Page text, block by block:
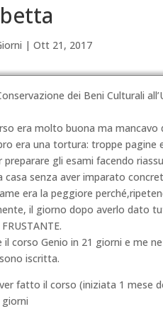
|Ott 21, 2017
dei Beni Culturali
era molto buona ma mancavo
era una tortura: troppe pagine
preparare gli esami facendo
senza aver imparato
era la peggiore
il giorno dopo averlo dato
corso Genio in 21 giorni e me
iscritta.
fatto il corso (iniziata 1 mese